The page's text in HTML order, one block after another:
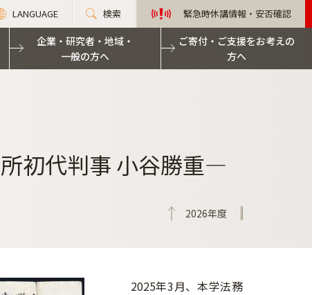
LANGUAGE 検索 緊急時休講情報・安否確認
企業・研究者・地域・
一般の方へ
ご寄付・ご支援をお考えの
方へ
初代判事 小谷勝重―
2026年度
2025年3月、本学法務